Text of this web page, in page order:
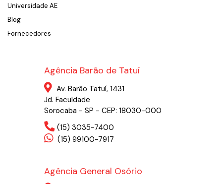
Universidade AE
Blog
Fornecedores
Agência Barão de Tatuí
Av. Barão Tatuí, 1431
Jd. Faculdade
Sorocaba - SP - CEP: 18030-000
(15) 3035-7400
(15) 99100-7917
Agência General Osório